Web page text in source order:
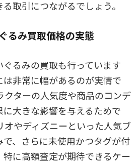
取引につながるでしょう。
るみ買取価格の実態
るみの買取も行っています
非常に幅があるのが実情で
クターの人気度や商品のコンデ
大きな影響を与えるためで
オやディズニーといった人気ブ
、さらに未使用かつタグが付
に高額査定が期待できるケー